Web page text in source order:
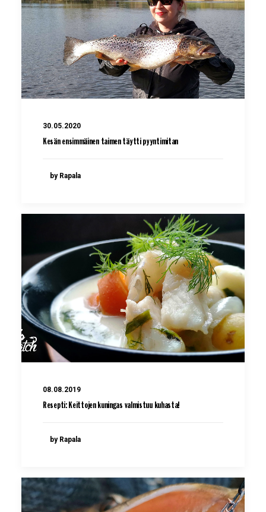
30.05.2020
Kesän ensimmäinen taimen täytti pyyntimitan
by Rapala
08.08.2019
Resepti: Keittojen kuningas valmistuu kuhasta!
by Rapala